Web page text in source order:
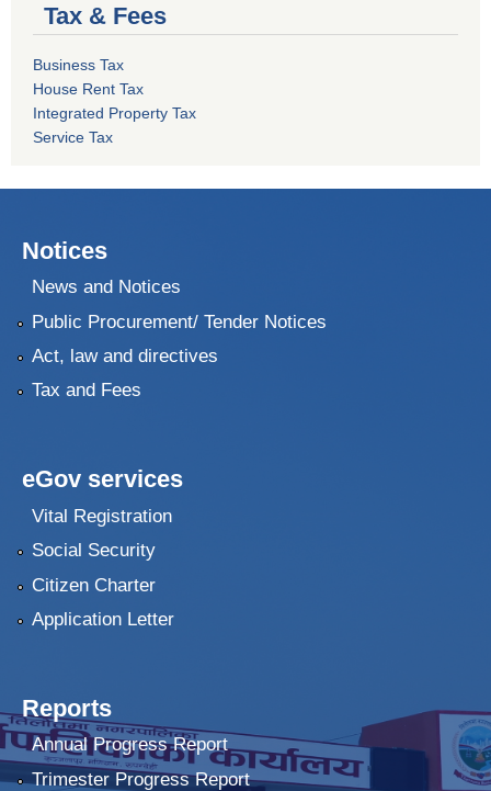
Tax & Fees
Business Tax
House Rent Tax
Integrated Property Tax
Service Tax
Notices
News and Notices
Public Procurement/ Tender Notices
Act, law and directives
Tax and Fees
eGov services
Vital Registration
Social Security
Citizen Charter
Application Letter
Reports
Annual Progress Report
Trimester Progress Report